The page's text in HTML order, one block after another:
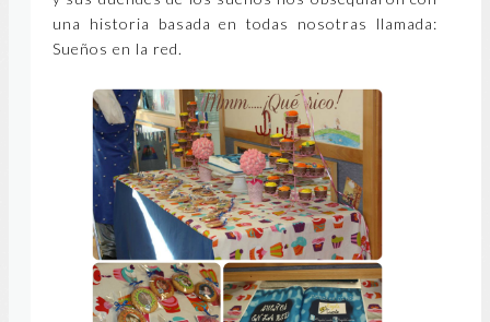
una historia basada en todas nosotras llamada:
Sueños en la red.